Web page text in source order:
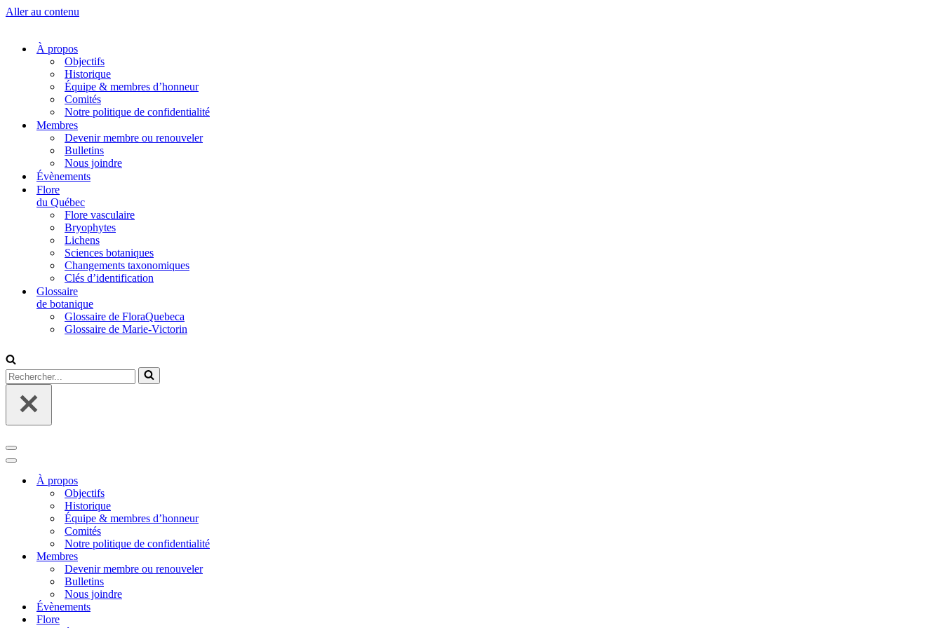
Aller au contenu
À propos
Objectifs
Historique
Équipe & membres d’honneur
Comités
Notre politique de confidentialité
Membres
Devenir membre ou renouveler
Bulletins
Nous joindre
Évènements
Flore
du Québec
Flore vasculaire
Bryophytes
Lichens
Sciences botaniques
Changements taxonomiques
Clés d’identification
Glossaire
de botanique
Glossaire de FloraQuebeca
Glossaire de Marie-Victorin
Rechercher...
Menu
de
navigation
Menu
navigationÀ propos
Objectifs
Historique
Équipe & membres d’honneur
Comités
Notre politique de confidentialité
Membres
Devenir membre ou renouveler
Bulletins
Nous joindre
Évènements
Flore